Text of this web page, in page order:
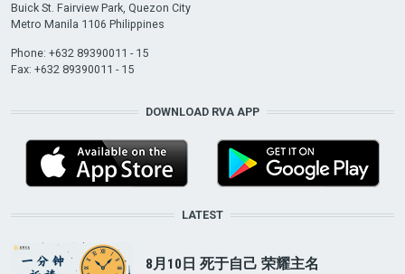
Buick St. Fairview Park, Quezon City
Metro Manila 1106 Philippines
Phone: +632 89390011 - 15
Fax: +632 89390011 - 15
DOWNLOAD RVA APP
LATEST
8月10日 死于自己 荣耀主名